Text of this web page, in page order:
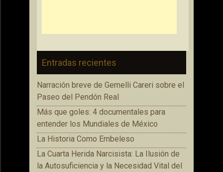
Entradas recientes
Narración breve de Gemelli Careri sobre el
Paseo del Pendón Real
Más que goles: 4 documentales para
entender los Mundiales de México
La Historia Como Embeleso
La Cuarta Herida Narcisista: La Ilusión de
la Autosuficiencia y la Necesidad Vital del